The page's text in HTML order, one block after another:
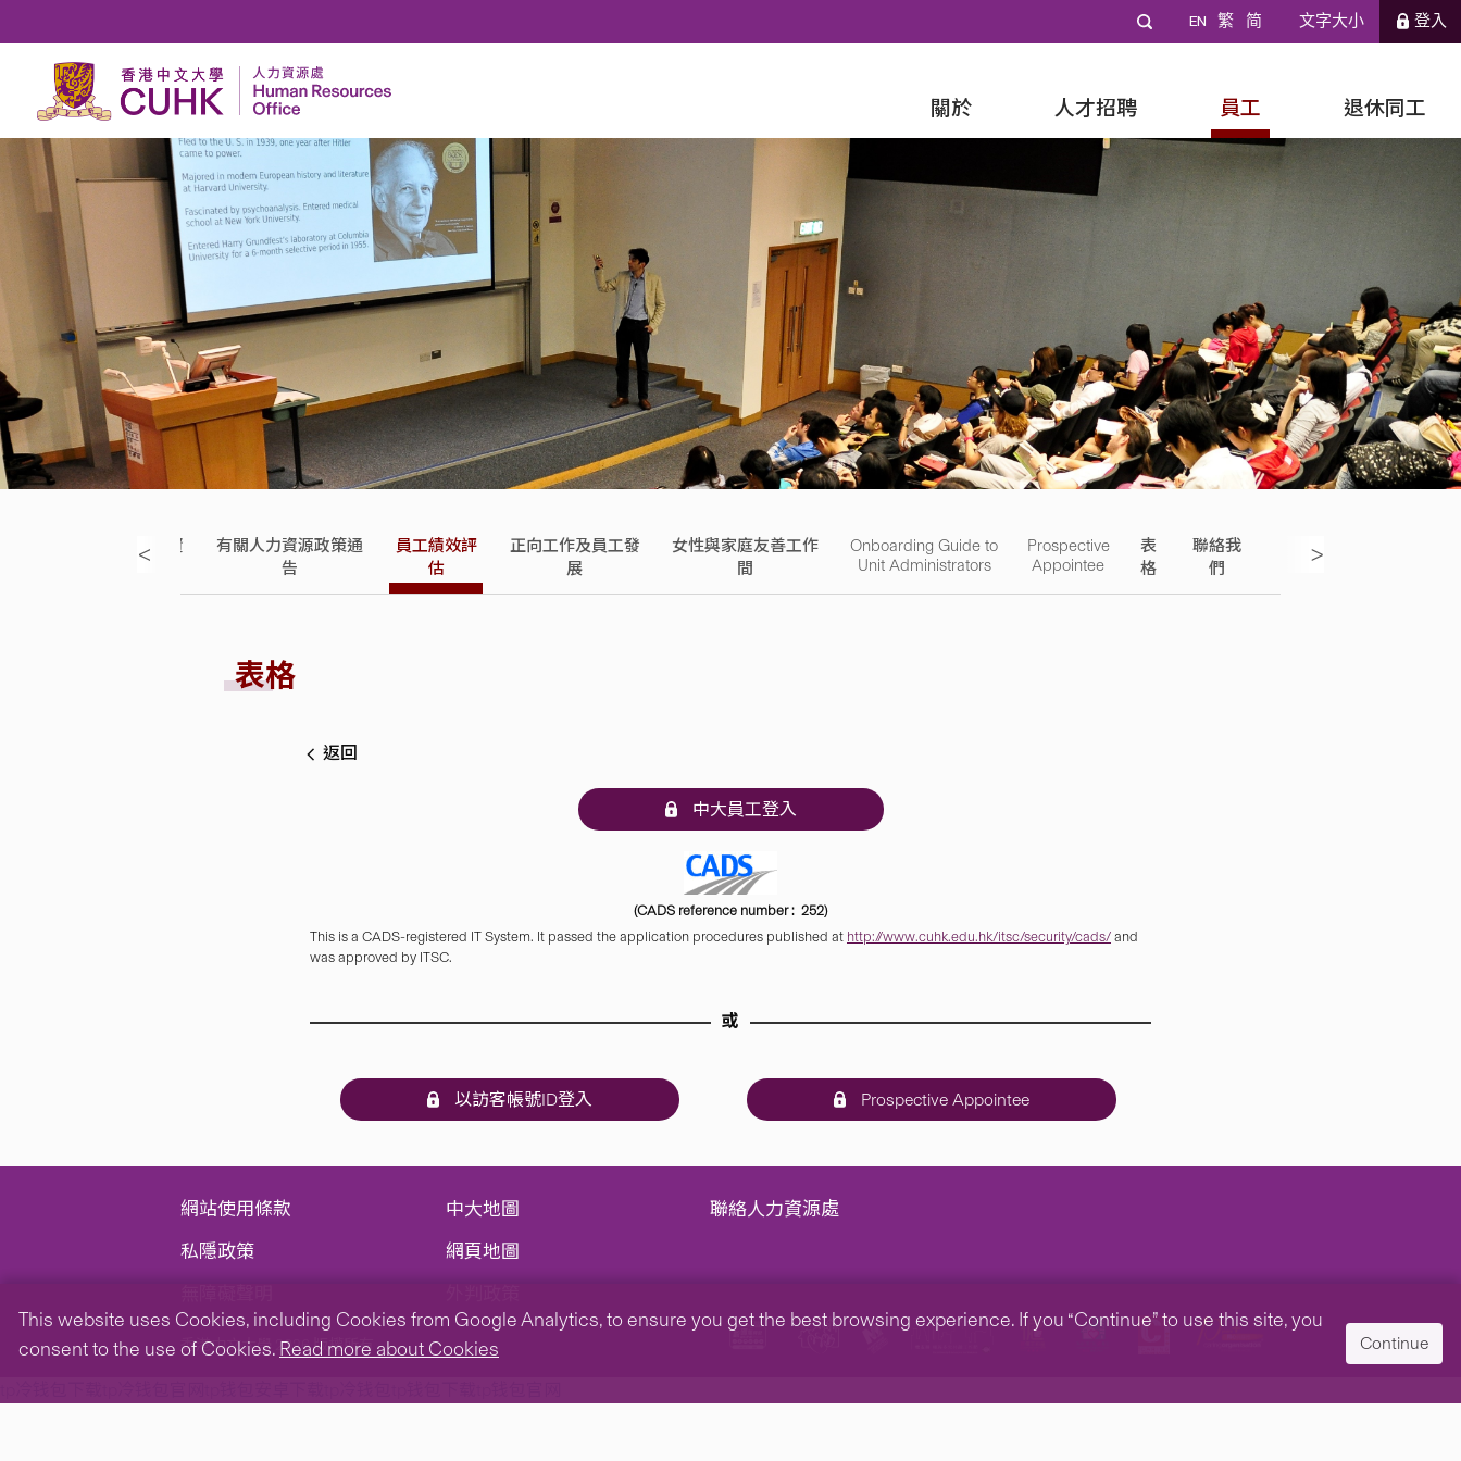
EN 繁 简 文字大小 登入
關於 人才招聘 員工 退休同工
< >
員工薪酬資
有關人力資源政策通
告
員工績效評
估
正向工作及員工發
展
女性與家庭友善工作
間
Onboarding Guide to
Unit Administrators
Prospective
Appointee
表
格
聯絡我
們
表格
返回
中大員工登入
(CADS reference number : 252)
This is a CADS-registered IT System. It passed the application procedures published at http://www.cuhk.edu.hk/itsc/security/cads/ and
was approved by ITSC.
或
以訪客帳號ID登入 Prospective Appointee
網站使用條款
私隱政策
中大地圖
網頁地圖
聯絡人力資源處
香港中文大學 2026 版權所有
This website uses Cookies, including Cookies from Google Analytics, to ensure you get the best browsing experience. If you “Continue” to use this site, you
consent to the use of Cookies. Read more about Cookies Continue